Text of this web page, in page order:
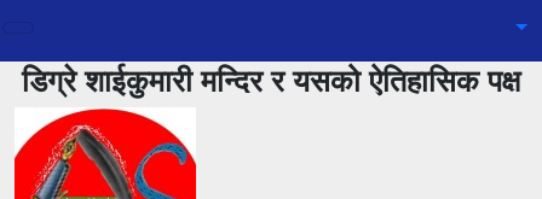
डिग्रे शाईकुमारी मन्दिर र यसको ऐतिहासिक पक्ष